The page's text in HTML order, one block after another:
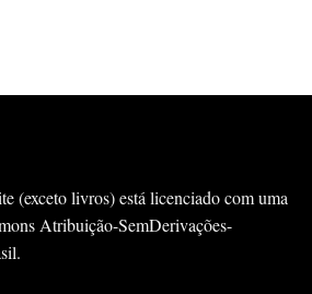
(exceto livros) está licenciado com uma
Atribuição-SemDerivações-
.